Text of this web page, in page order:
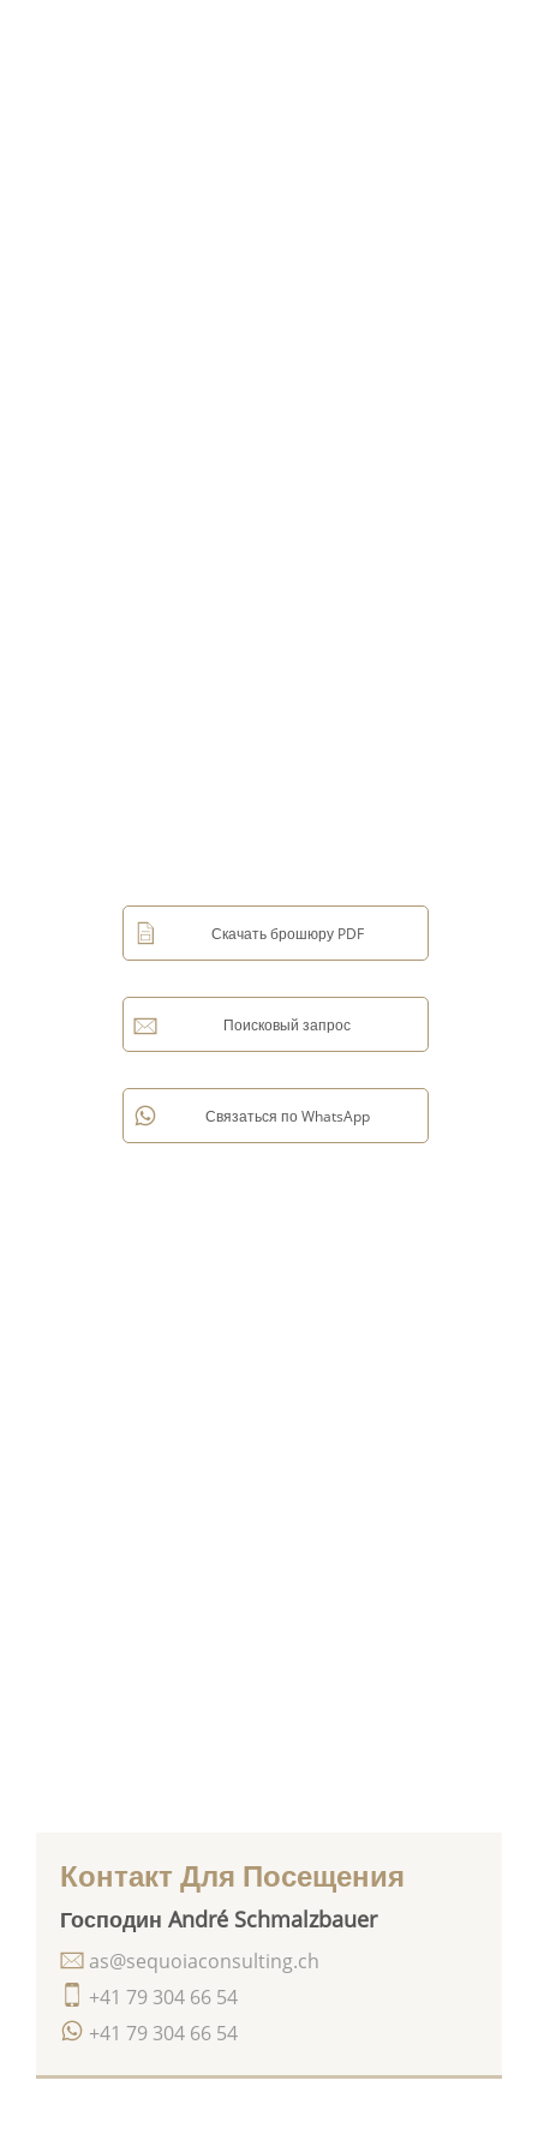
Контакт Для Посещения
Господин André Schmalzbauer
+41 79 304 66 54
+41 79 304 66 54
as@sequoiaconsulting.ch
Скачать брошюру PDF
Поисковый запрос
Связаться по WhatsApp